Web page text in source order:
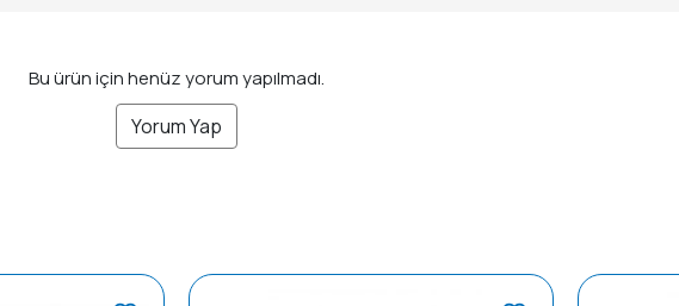
Bu ürün için henüz yorum yapılmadı.
Yorum Yap